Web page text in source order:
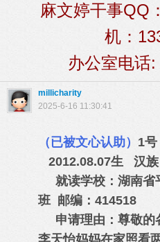
麻文婷干事
机：
办公室电话
millicharity
2025-6-16 11:30:41
（已被文心认助） 1
2012.08.07生 汉族
就读学校：湖南省
班 邮编：414518
申请理由：尊敬的
李天怡妈妈在家照看